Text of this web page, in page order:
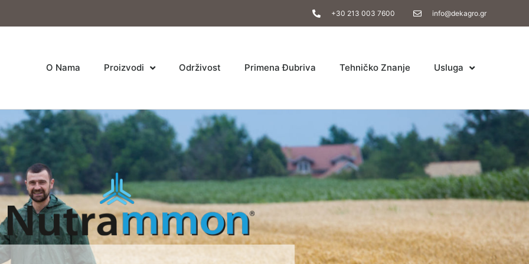
+30 213 003 7600 info@dekagro.gr
O Nama Proizvodi Održivost Primena Đubriva Tehničko Znanje Usluga